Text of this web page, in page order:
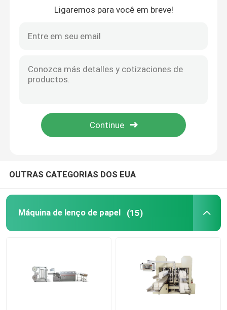
máquina do tecido facial
Ligaremos para você em breve!
OUTRAS CATEGORIAS DOS EUA
Máquina de lenço de papel (15)